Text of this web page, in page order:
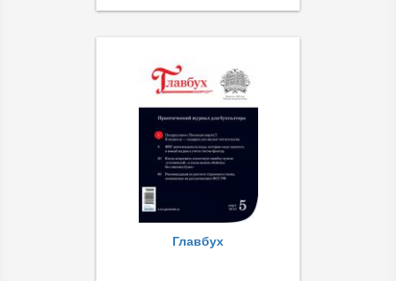
Главбух